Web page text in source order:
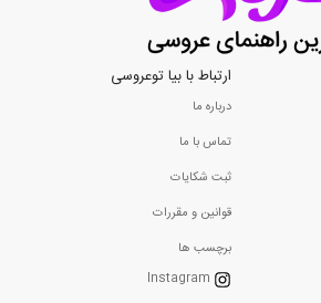
ارتباط با بیا توعروسی
درباره ما
تماس با ما
ثبت شکایات
قوانین و مقررات
برچسب ها
Instagram